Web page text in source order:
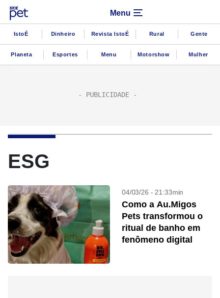
Menu
IstoÉ Dinheiro Revista IstoÉ Rural Gente
Planeta Esportes Menu Motorshow Mulher
ESG
04/03/26 - 21:33min
Como a Au.Migos
Pets transformou o
ritual de banho em
fenômeno digital